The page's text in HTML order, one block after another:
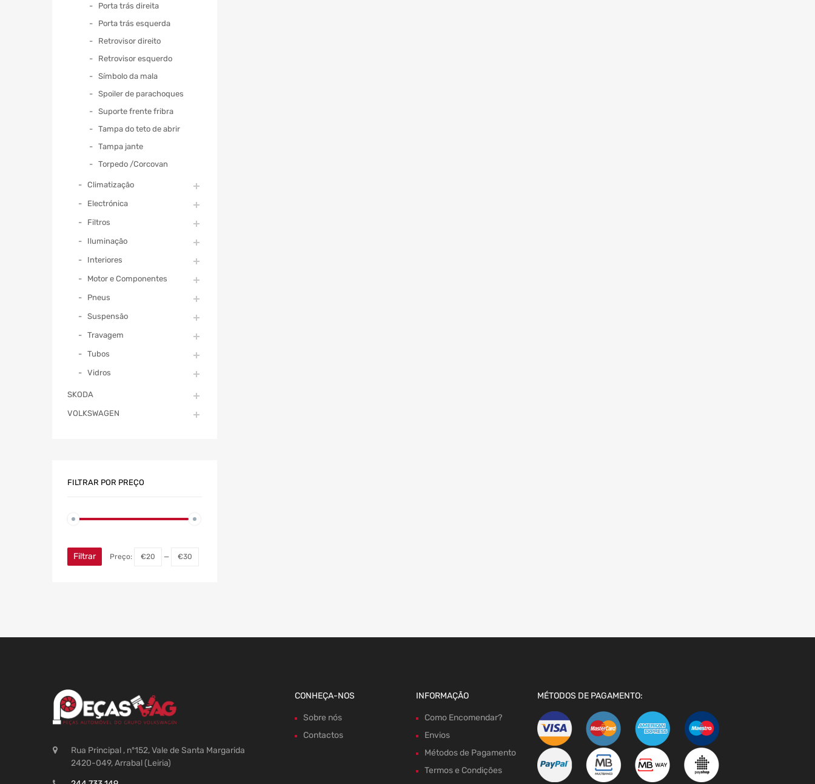
Porta trás direita
Porta trás esquerda
Retrovisor direito
Retrovisor esquerdo
Símbolo da mala
Spoiler de parachoques
Suporte frente fribra
Tampa do teto de abrir
Tampa jante
Torpedo /Corcovan
Climatização
Electrónica
Filtros
Iluminação
Interiores
Motor e Componentes
Pneus
Suspensão
Travagem
Tubos
Vidros
SKODA
VOLKSWAGEN
FILTRAR POR PREÇO
Filtrar Preço: €20 — €30
Rua Principal , nº152, Vale de Santa Margarida
2420-049, Arrabal (Leiria)
CONHEÇA-NOS
Sobre nós
Contactos
INFORMAÇÃO
Como Encomendar?
Envios
Métodos de Pagamento
Termos e Condições
MÉTODOS DE PAGAMENTO: